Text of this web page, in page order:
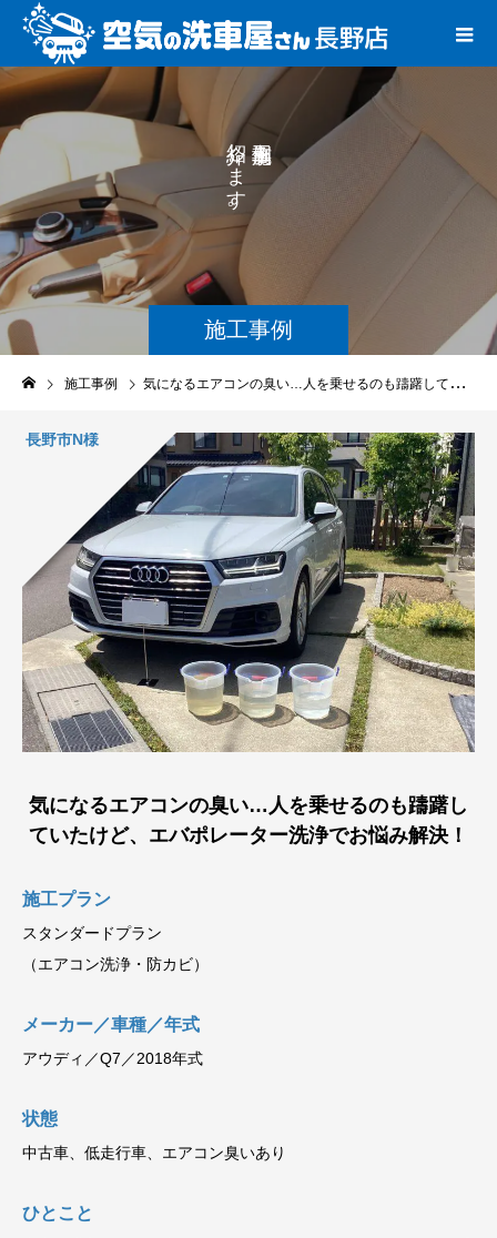
施工事例
を
し
ま
す
。
施工事例 気になるエアコンの臭い…人を乗せるのも躊躇していたけど、エバポレーター洗浄でお悩み解決！
長野市N様
気になるエアコンの臭い…人を乗せるのも躊躇し
ていたけど、エバポレーター洗浄でお悩み解決！
施工プラン
スタンダードプラン
（エアコン洗浄・防カビ）
メーカー／車種／年式
アウディ／Q7／2018年式
状態
中古車、低走行車、エアコン臭いあり
ひとこと